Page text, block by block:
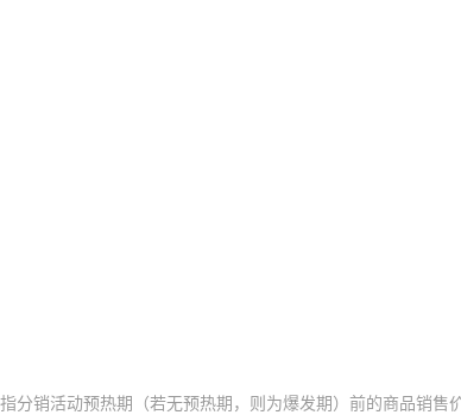
分销活动预热期（若无预热期，则为爆发期）前的商品销售